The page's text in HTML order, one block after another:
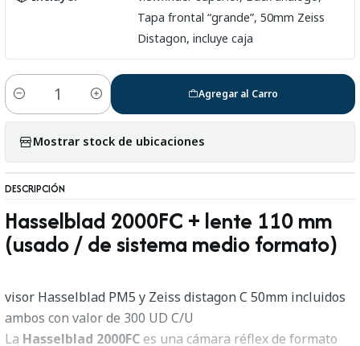
Tapa frontal “grande”, 50mm Zeiss
Distagon, incluye caja
Cantidad
Agregar al Carro
Mostrar stock de ubicaciones
DESCRIPCIÓN
Hasselblad 2000FC + lente 110 mm
(usado / de sistema medio formato)
visor Hasselblad PM5 y Zeiss distagon C 50mm incluidos
ambos con valor de 300 UD C/U
La Hasselblad 2000FCes una cámara réflex de formato